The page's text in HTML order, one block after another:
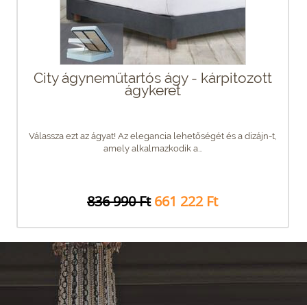
City ágyneműtartós ágy - kárpitozott
ágykeret
Válassza ezt az ágyat! Az elegancia lehetőségét és a dizájn-t,
amely alkalmazkodik a...
836 990 Ft 661 222 Ft